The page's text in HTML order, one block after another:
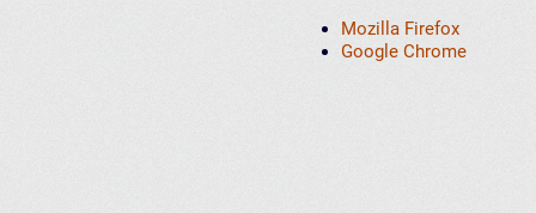
Mozilla Firefox
Google Chrome